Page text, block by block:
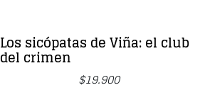
Los sicópatas de Viña: el club
del crimen
$19.900